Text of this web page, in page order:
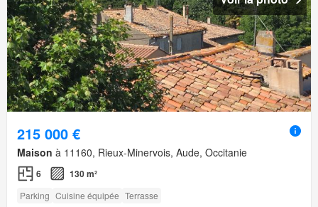
215 000 €
Maison à 11160, Rieux-Minervois, Aude, Occitanie
6 130 m²
Parking Cuisine équipée Terrasse